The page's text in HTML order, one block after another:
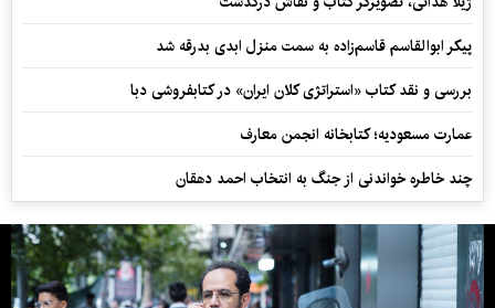
پیکر ابوالقاسم قاسم‌زاده به سمت منزل ابدی بدرقه شد
بررسی و نقد کتاب «استراتژی کلان ایران» در کتابفروشی دبا
عمارت مسعودیه؛ کتابخانه انجمن معارف
چند خاطره خواندنی از جنگ به انتخاب احمد دهقان